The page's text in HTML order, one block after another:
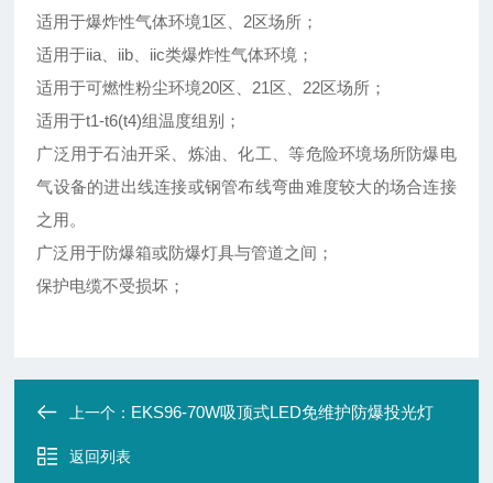
适用于爆炸性气体环境1区、2区场所；
适用于iia、iib、iic类爆炸性气体环境；
适用于可燃性粉尘环境20区、21区、22区场所；
适用于t1-t6(t4)组温度组别；
广泛用于石油开采、炼油、化工、等危险环境场所防爆电
气设备的进出线连接或钢管布线弯曲难度较大的场合连接
之用。
广泛用于防爆箱或防爆灯具与管道之间；
保护电缆不受损坏；
上一个： EKS96-70W吸顶式LED免维护防爆投光灯
返回列表